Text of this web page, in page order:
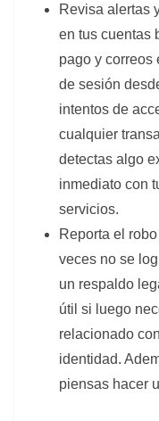
Revisa alertas
en tus cuentas
pago y correos
de sesión
intentos de
cualquier
detectas algo
inmediato con
servicios.
Reporta el
veces no se
un respaldo
útil si luego
relacionado
identidad.
piensas hacer